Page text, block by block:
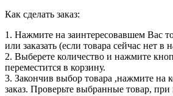
Как сделать заказ:
1. Нажмите на заинтересовавшем Вас
или заказать (если товара сейчас нет в
2. Выберете количество и нажмите
переместится в корзину.
3. Закончив выбор товара ,нажмите на
заказ. Проверьте выбранные товар, при